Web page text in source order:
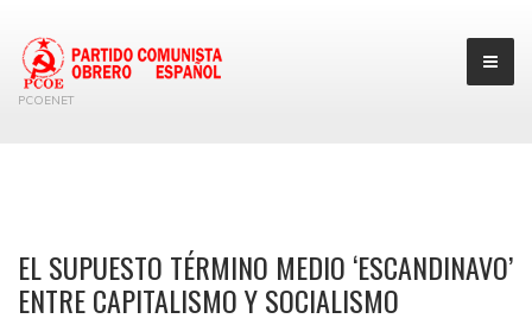
PCOENET
EL SUPUESTO TÉRMINO MEDIO ‘ESCANDINAVO’
ENTRE CAPITALISMO Y SOCIALISMO